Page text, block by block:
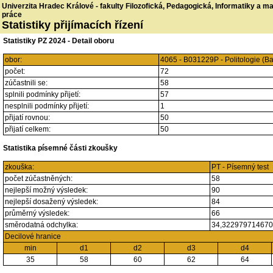
Univerzita Hradec Králové - fakulty Filozofická, Pedagogická, Informatiky a
práce
Statistiky přijímacích řízení
Statistiky PZ 2024 - Detail oboru
obor:
4065 - B031229P - Politologie
počet:
72
zúčastnili se:
58
splnili podmínky přijetí:
57
nesplnili podmínky přijetí:
1
přijatí rovnou:
50
přijatí celkem:
50
Statistika písemné části zkoušky
zkouška:
PT - Písemný test
počet zúčastněných:
58
nejlepší možný výsledek:
90
nejlepší dosažený výsledek:
84
průměrný výsledek:
66
směrodatná odchylka:
Decilové hranice
min
d1 d2 d3
d4
35
58 60 62 64